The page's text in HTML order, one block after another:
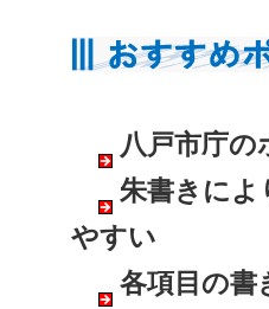
八戸市庁の
朱書きに
やすい
各項目の書